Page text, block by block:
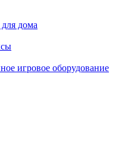
дома
игровое оборудование